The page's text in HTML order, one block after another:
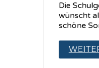
Die
wünscht
schöne